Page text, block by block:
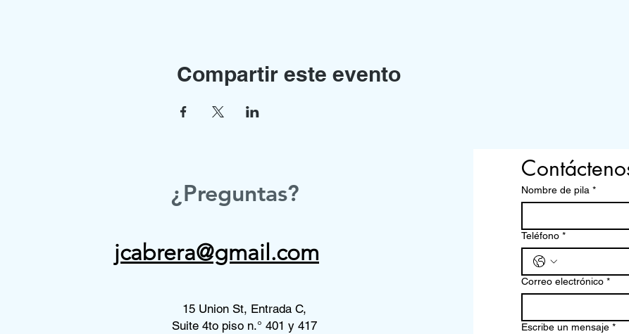
Compartir este evento
¿Preguntas?
jcabrera@gmail.com
15 Union St, Entrada C,
Suite 4to piso n.° 401 y 417
Nombre de pila *
Teléfono *
Correo electrónico *
Escribe un mensaje *